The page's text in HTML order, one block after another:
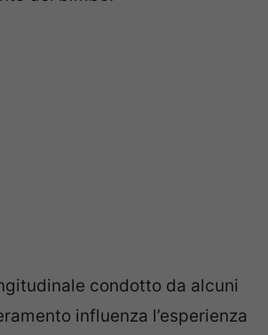
condotto da alcuni
influenza l’esperienza